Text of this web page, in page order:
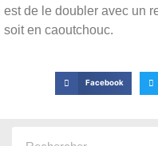
est de le doubler avec un
soit en caoutchouc.
Facebook